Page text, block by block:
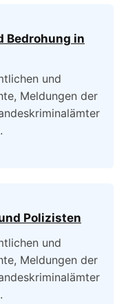
Bedrohung in
und
Meldungen der
Polizisten
und
Meldungen der